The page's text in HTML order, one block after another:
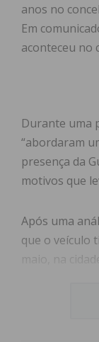
anos no
Em
aconteceu no
Durante uma
“abordaram
presença da
motivos que
Após uma
que o veículo
maio, na